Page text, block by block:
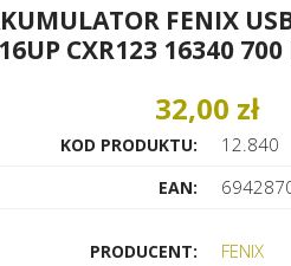
FENIX
CXR123 16340
32,00 zł
KOD PRODUKTU: 12.840
EAN:
PRODUCENT: FENIX